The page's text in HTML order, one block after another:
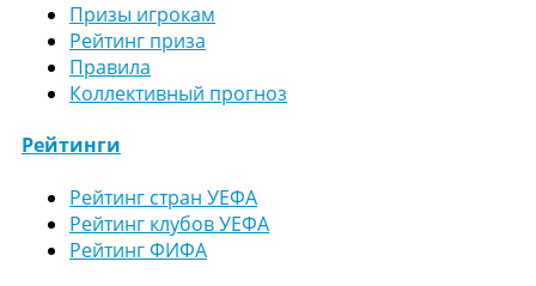
Призы игрокам
Рейтинг приза
Правила
Коллективный прогноз
Рейтинги
Рейтинг стран УЕФА
Рейтинг клубов УЕФА
Рейтинг ФИФА